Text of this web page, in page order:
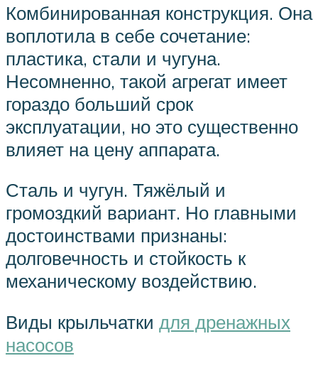
Комбинированная конструкция. Она
воплотила в себе сочетание:
пластика, стали и чугуна.
Несомненно, такой агрегат имеет
гораздо больший срок
эксплуатации, но это существенно
влияет на цену аппарата.
Сталь и чугун. Тяжёлый и
громоздкий вариант. Но главными
достоинствами признаны:
долговечность и стойкость к
механическому воздействию.
Виды крыльчатки для дренажных
насосов